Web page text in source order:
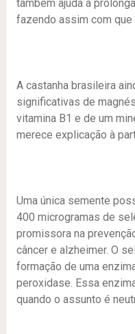
também ajuda a
fazendo assim com que
A castanha brasileira
significativas de
vitamina B1 e de um
merece explicação à
Uma única semente
400 microgramas de
promissora na
câncer e alzheimer. O
formação de uma
peroxidase. Essa
quando o assunto é